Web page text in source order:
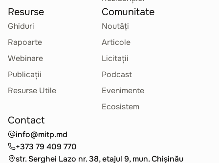
Resurse
Ghiduri
Rapoarte
Webinare
Publicații
Resurse Utile
Comunitate
Noutăți
Articole
Licitații
Podcast
Evenimente
Ecosistem
Contact
info@mitp.md
+373 79 409 770
str. Serghei Lazo nr. 38, etajul 9, mun. Chișinău